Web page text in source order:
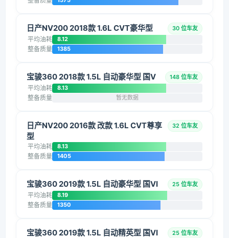
日产NV200 2018款 1.6L CVT豪华型 30 位车友
平均油耗 8.12
整备质量 1385
宝骏360 2018款 1.5L 自动豪华型 国V 148 位车友
平均油耗 8.13
整备质量 暂无数据
日产NV200 2016款 改款 1.6L CVT尊享
型
32 位车友
平均油耗 8.13
整备质量 1405
宝骏360 2019款 1.5L 自动豪华型 国VI 25 位车友
平均油耗 8.19
整备质量 1350
宝骏360 2019款 1.5L 自动精英型 国VI 25 位车友